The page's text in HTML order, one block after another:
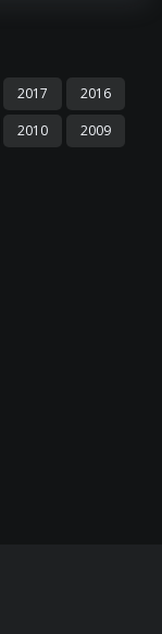
2017
2016
2010
2009